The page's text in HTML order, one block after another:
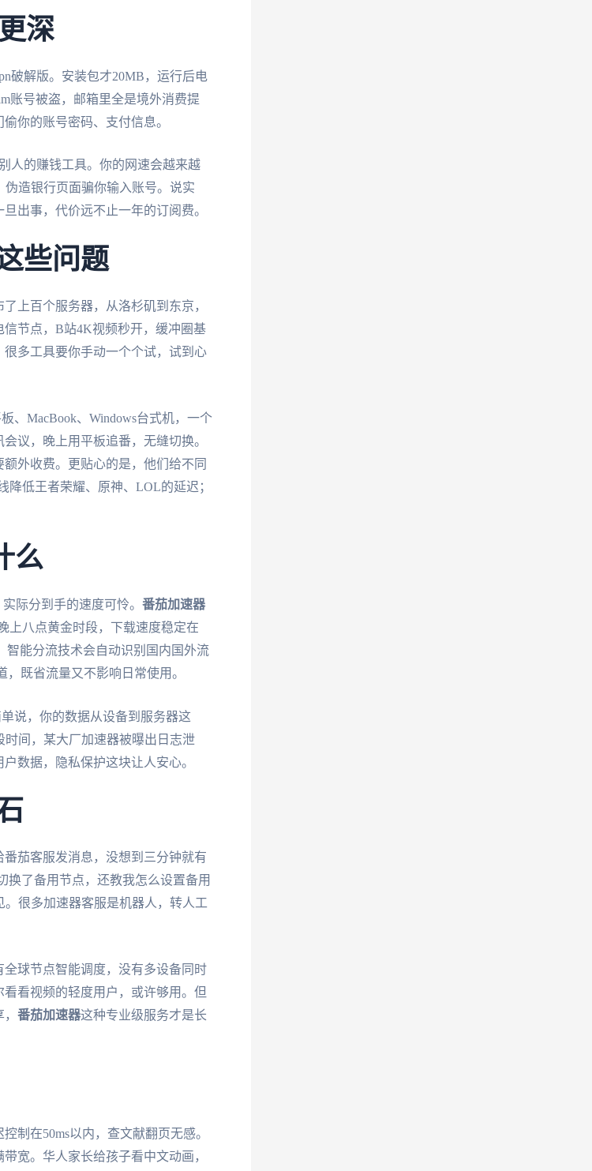
深
破解版。安装包才20MB，运行后电
账号被盗，邮箱里全是境外消费提
你的账号密码、支付信息。
人的赚钱工具。你的网速会越来越
造银行页面骗你输入账号。说实
出事，代价远不止一年的订阅费。
些问题
上百个服务器，从洛杉矶到东京，
节点，B站4K视频秒开，缓冲圈基
多工具要你手动一个个试，试到心
、MacBook、Windows台式机，一个
议，晚上用平板追番，无缝切换。
外收费。更贴心的是，他们给不同
低王者荣耀、原神、LOL的延迟；
么
际分到手的速度可怜。 番茄加速器
上八点黄金时段，下载速度稳定在
智能分流技术会自动识别国内国外流
，既省流量又不影响日常使用。
说，你的数据从设备到服务器这
间，某大厂加速器被曝出日志泄
数据，隐私保护这块让人安心。
茄客服发消息，没想到三分钟就有
换了备用节点，还教我怎么设置备用
很多加速器客服是机器人，转人工
球节点智能调度，没有多设备同时
看视频的轻度用户，或许够用。但
番茄加速器这种专业级服务才是长
制在50ms以内，查文献翻页无感。
宽。华人家长给孩子看中文动画，